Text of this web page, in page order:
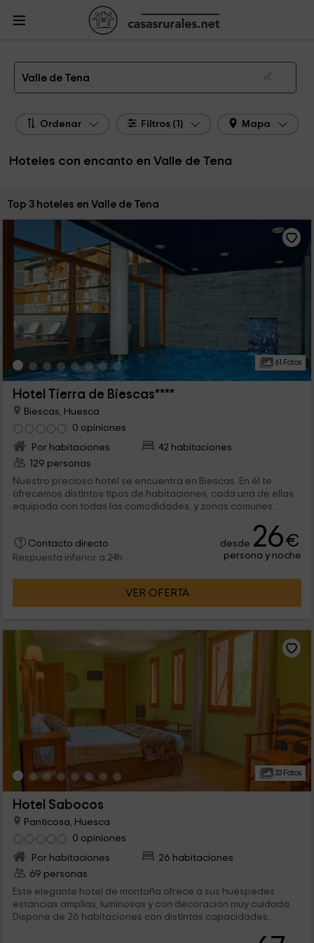
Casas Rurales
Valle de Tena
Hoteles con Encanto en Valle de Tena
Valle de Tena
Ordenar Filtros (1) Mapa
Hoteles con encanto en Valle de Tena
Ordenar por:
Top 3 hoteles en Valle de Tena
61 Fotos
Hotel Tierra de Biescas****
Biescas, Huesca
0 opiniones
Por habitaciones
42 habitaciones
129 personas
Nuestro precioso hotel se encuentra en Biescas. En él te
ofrecemos distintos tipos de habitaciones, cada una de ellas
equipada con todas las comodidades, y zonas comunes
optar por descubrir increíbles rincones de nuestra comarca.
Contacto directo
Respuesta inferior a 24h
desde 26€
persona y noche
VER OFERTA
33 Fotos
Hotel Sabocos
Panticosa, Huesca
0 opiniones
Por habitaciones
26 habitaciones
69 personas
Este elegante hotel de montaña ofrece a sus huéspedes
estancias amplias, luminosas y con decoración muy cuidada.
Dispone de 26 habitaciones con distintas capacidades,